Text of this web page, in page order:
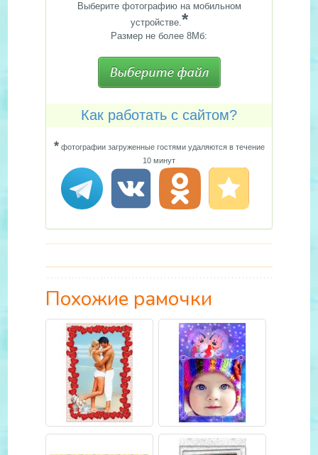
Выберите фотографию на мобильном
устройстве.*
Размер не более 8Мб:
Как работать с сайтом?
*фотографии загруженные гостями удаляются в течение
10 минут
Похожие рамочки